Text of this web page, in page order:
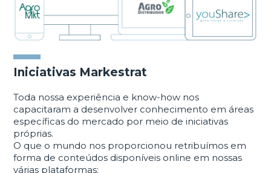
Iniciativas Markestrat
Toda nossa experiência e know-how nos
capacitaram a desenvolver conhecimento em áreas
específicas do mercado por meio de iniciativas
próprias.
O que o mundo nos proporcionou retribuímos em
forma de conteúdos disponíveis online em nossas
várias plataformas: